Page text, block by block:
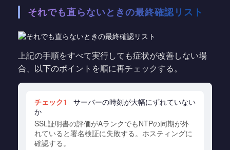
それでも直らないときの最終確認リスト
上記の手順をすべて実行しても症状が改善しない場
合、以下のポイントを順に再チェックする。
チェック1
サーバーの時刻が大幅にずれていない
か
SSL証明書の評価がAランクでもNTPの同期が外
れていると署名検証に失敗する。ホスティングに
確認する。